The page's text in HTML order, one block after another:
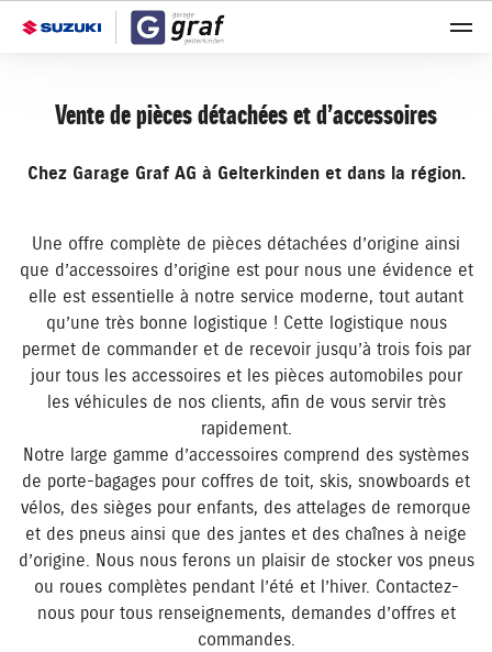
Vente de pièces détachées et d’accessoires
Chez Garage Graf AG à Gelterkinden et dans la région.
Une offre complète de pièces détachées d’origine ainsi
que d’accessoires d’origine est pour nous une évidence et
elle est essentielle à notre service moderne, tout autant
qu’une très bonne logistique ! Cette logistique nous
permet de commander et de recevoir jusqu’à trois fois par
jour tous les accessoires et les pièces automobiles pour
les véhicules de nos clients, afin de vous servir très
rapidement.
Notre large gamme d’accessoires comprend des systèmes
de porte-bagages pour coffres de toit, skis, snowboards et
vélos, des sièges pour enfants, des attelages de remorque
et des pneus ainsi que des jantes et des chaînes à neige
d’origine. Nous nous ferons un plaisir de stocker vos pneus
ou roues complètes pendant l’été et l’hiver. Contactez-
nous pour tous renseignements, demandes d’offres et
commandes.